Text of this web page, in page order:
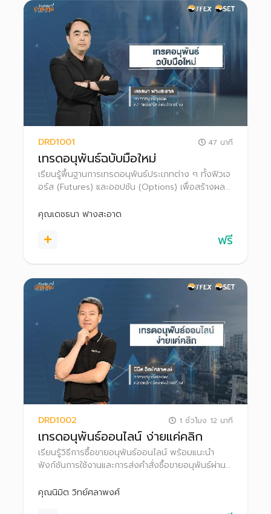
DRD1001 47 นาที
เทรดอนุพันธ์ฉบับมือใหม่
เรียนรู้พื้นฐานการเทรดอนุพันธ์ประเภทต่าง ๆ ทั้งฟิวเจ
อร์ส (Futures) และออปชัน (Options) เพื่อสร้างผล
ภาวะตลาดขาขึ้นและขาลง
คุณเดชธนา ฟางสะอาด
ฟรี
DRD1002 1 ชั่วโมง 12 นาที
เทรดอนุพันธ์ออนไลน์ ง่ายแค่คลิก
เรียนรู้วิธีการซื้อขายอนุพันธ์ออนไลน์ พร้อมแนะนำ
ฟังก์ชันการใช้งานและการส่งคำสั่งซื้อขายอนุพันธ์ผ่าน
คุณนิมิต วิทย์ศลาพงศ์